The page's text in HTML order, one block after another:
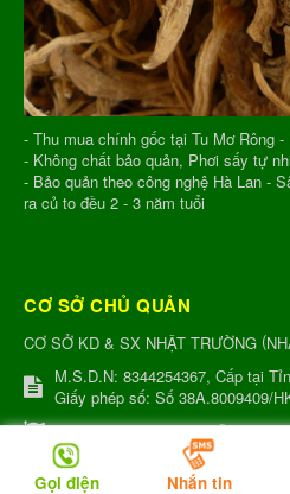
- Thu mua chính gốc tại Tu Mơ Rông
- Không chất bảo quản, Phơi sấy tự
- Bảo quản theo công nghệ Hà Lan -
ra củ to đều 2 - 3 năm tuổi
CƠ SỞ CHỦ QUẢN
CƠ SỞ KD & SX NHẬT TRƯỜNG (
M.S.D.N: 8344254367, Cấp tại
Giấy phép số: Số 38A.8009409/
Chịu trách nhiệm:Nguyễn Nhật
Xưởng sản xuất:
34 Lý Thường
Tỉnh Kon Tum
Gọi điện Nhắn tin